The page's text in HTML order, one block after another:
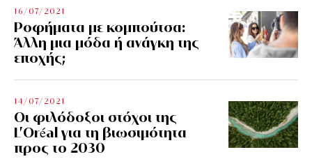
16/07/2021
Ροφήματα με κομπούτσα:
Άλλη μια μόδα ή ανάγκη της
εποχής;
14/07/2021
Οι φιλόδοξοι στόχοι της
L’Oréal για τη βιωσιμότητα
προς το 2030